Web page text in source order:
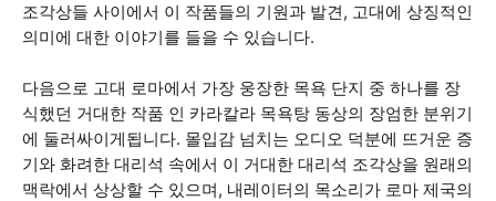
조각상들 사이에서 이 작품들의 기원과 발견, 고대에 상징적인
의미에 대한 이야기를 들을 수 있습니다.
다음으로 고대 로마에서 가장 웅장한 목욕 단지 중 하나를 장
식했던 거대한 작품 인 카라칼라 목욕탕 동상의 장엄한 분위기
에 둘러싸이게됩니다. 몰입감 넘치는 오디오 덕분에 뜨거운 증
기와 화려한 대리석 속에서 이 거대한 대리석 조각상을 원래의
맥락에서 상상할 수 있으며, 내레이터의 목소리가 로마 제국의